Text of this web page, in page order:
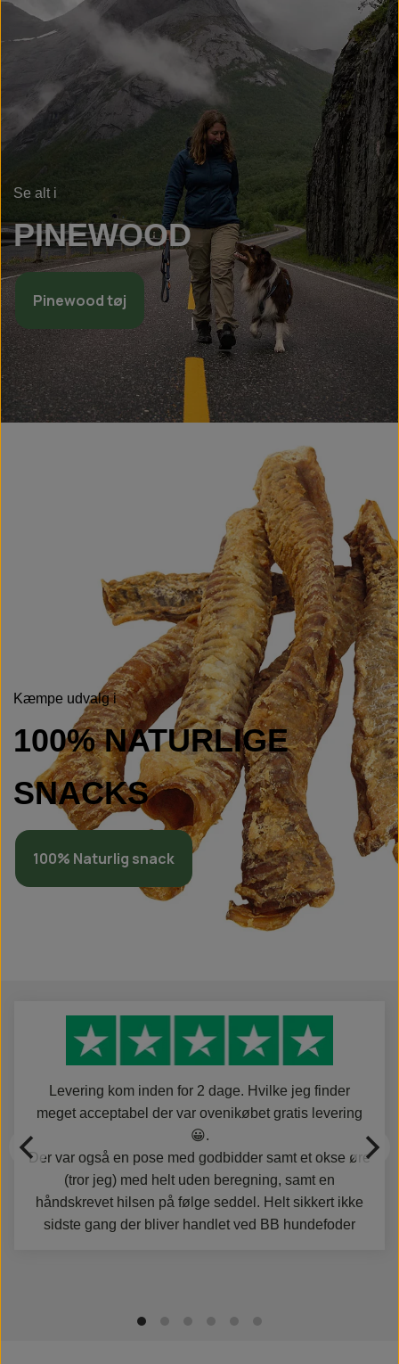
Se alt i
PINEWOOD
Pinewood tøj
Kæmpe udvalg i
100%NATURLIGE
SNACKS
100% Naturlig snack
Levering kom inden for 2 dage. Hvilke jeg finder
meget acceptabel der var ovenikøbet gratis levering
😀.
Der var også en pose med godbidder samt et okse øre
(tror jeg) med helt uden beregning, samt en
håndskrevet hilsen på følge seddel. Helt sikkert ikke
sidste gang der bliver handlet ved BB hundefoder